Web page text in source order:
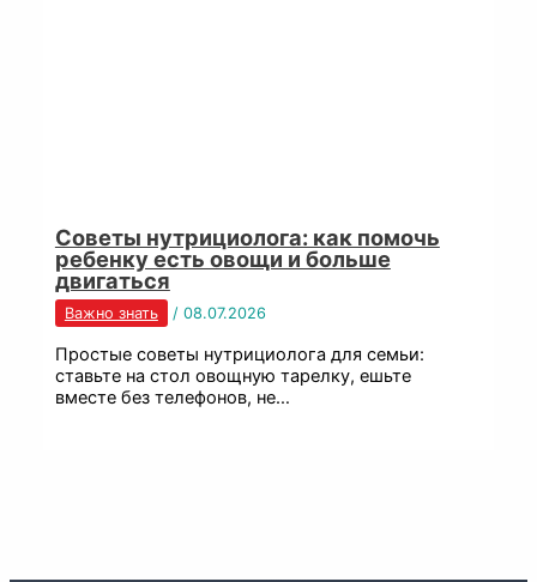
Советы нутрициолога: как помочь
ребенку есть овощи и больше
двигаться
Важно знать / 08.07.2026
Простые советы нутрициолога для семьи:
ставьте на стол овощную тарелку, ешьте
вместе без телефонов, не…